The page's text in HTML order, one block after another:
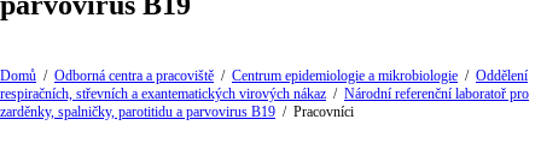
Domů / Odborná centra a pracoviště / Centrum epidemiologie a mikrobiologie / Oddělení
respiračních, střevních a exantematických virových nákaz / Národní referenční laboratoř pro
zarděnky, spalničky, parotitidu a parvovirus B19 / Pracovníci